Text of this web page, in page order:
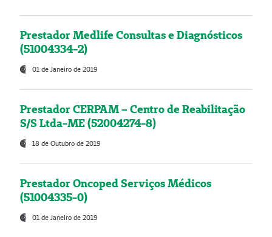
Prestador Medlife Consultas e Diagnósticos
(51004334-2)
01 de Janeiro de 2019
Prestador CERPAM – Centro de Reabilitação
S/S Ltda-ME (52004274-8)
18 de Outubro de 2019
Prestador Oncoped Serviços Médicos
(51004335-0)
01 de Janeiro de 2019